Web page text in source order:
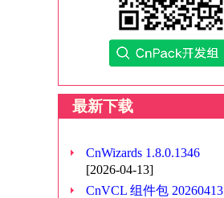
最新下载
CnWizards 1.8.0.1346
[2026-04-13]
CnVCL 组件包 20260413